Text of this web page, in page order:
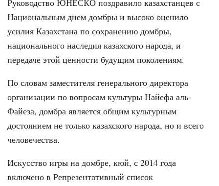
Национальным днем домбры и высоко оценило
усилия Казахстана по сохранению домбры,
национального наследия казахского народа, и
передаче этой ценности будущим поколениям.
По словам заместителя генерального директора
организации по вопросам культуры Найефа аль-
Файеза, домбра является общим культурным
достоянием не только казахского народа, но и всего
человечества.
Искусство игры на домбре, кюй, с 2014 года
включено в Репрезентативный список